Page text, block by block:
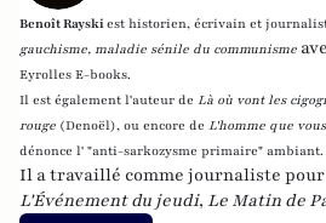
Benoît Rayskiest historien, écrivain et
gauchisme, maladie sénile du communisme
Eyrolles E-books.
Il est également l'auteur de Là où vont les
rouge (Denoël), ou encore de L'homme que
dénonce l' "anti-sarkozysme primaire" ambiant.
Il a travaillé comme journaliste pour
L'Événement du jeudi, Le Matin de